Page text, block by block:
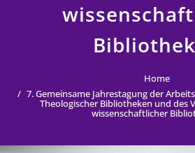
Home
7. Gemeinsame Jahrestagung der
Theologischer Bibliotheken und des
wissenschaftlicher